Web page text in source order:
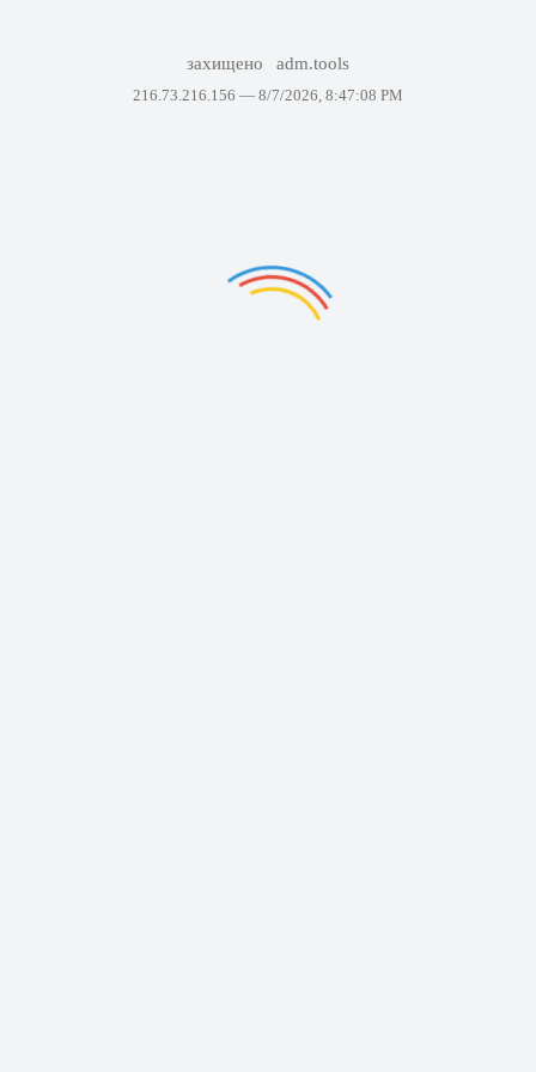
захищено adm.tools
216.73.216.156 — 8/7/2026, 8:47:08 PM